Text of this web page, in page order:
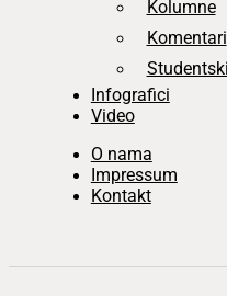
Kolumne
Komentari
Infografici
Video
O nama
Impressum
Kontakt